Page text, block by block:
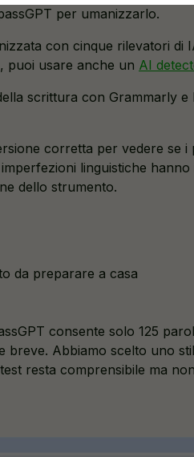
per umanizzarlo.
con cinque rilevatori di
puoi usare anche un AI
scrittura con Grammarly
corretta per vedere se i
linguistiche
dello strumento.
da preparare a casa
consente solo 125
breve. Abbiamo scelto uno
resta comprensibile ma